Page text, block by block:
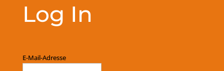
Log In
E-Mail-Adresse